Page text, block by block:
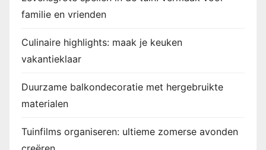
familie en vrienden
Culinaire highlights: maak je keuken
vakantieklaar
Duurzame balkondecoratie met hergebruikte
materialen
Tuinfilms organiseren: ultieme zomerse avonden